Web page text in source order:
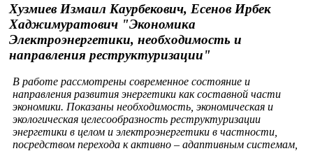
Хузмиев Измаил Каурбекович, Есенов Ирбек
Хаджимуратович "Экономика
Электроэнергетики, необходимость и
направления реструктуризации"
В работе рассмотрены современное состояние и
направления развития энергетики как составной части
экономики. Показаны необходимость, экономическая и
экологическая целесообразность реструктуризации
энергетики в целом и электроэнергетики в частности,
посредством перехода к активно – адаптивным системам,